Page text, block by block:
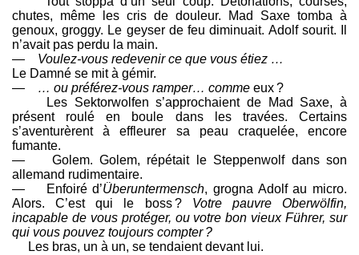
chutes, même les cris de douleur. Mad Saxe tomba à
genoux, groggy. Le geyser de feu diminuait. Adolf sourit. Il
n’avait pas perdu la main.
— Voulez-vous redevenir ce que vous étiez …
Le Damné se mit à gémir.
— … ou préférez-vous ramper… comme eux ?
Les Sektorwolfen s’approchaient de Mad Saxe, à
présent roulé en boule dans les travées. Certains
s’aventurèrent à effleurer sa peau craquelée, encore
fumante.
— Golem. Golem, répétait le Steppenwolf dans son
allemand rudimentaire.
— Enfoiré d’Überuntermensch, grogna Adolf au micro.
Alors. C’est qui le boss ? Votre pauvre Oberwölfin,
incapable de vous protéger, ou votre bon vieux Führer, sur
qui vous pouvez toujours compter ?
Les bras, un à un, se tendaient devant lui.